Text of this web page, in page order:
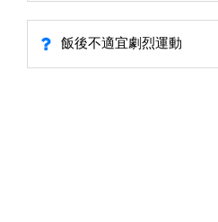
飯後不適宜劇烈運動